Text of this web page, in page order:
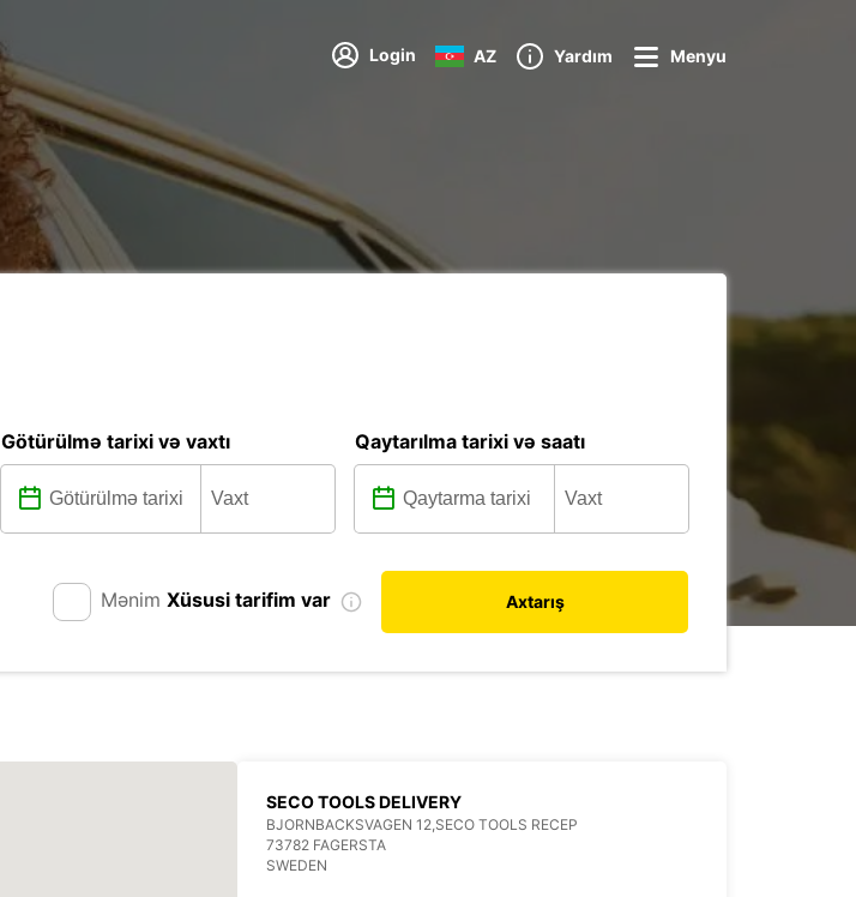
Login AZ Yardım Menyu
Götürülmə tarixi və vaxtı Qaytarılma tarixi və saatı
Mənim Xüsusi tarifim var Axtarış
SECO TOOLS DELIVERY
BJORNBACKSVAGEN 12,SECO TOOLS RECEP
73782 FAGERSTA
SWEDEN